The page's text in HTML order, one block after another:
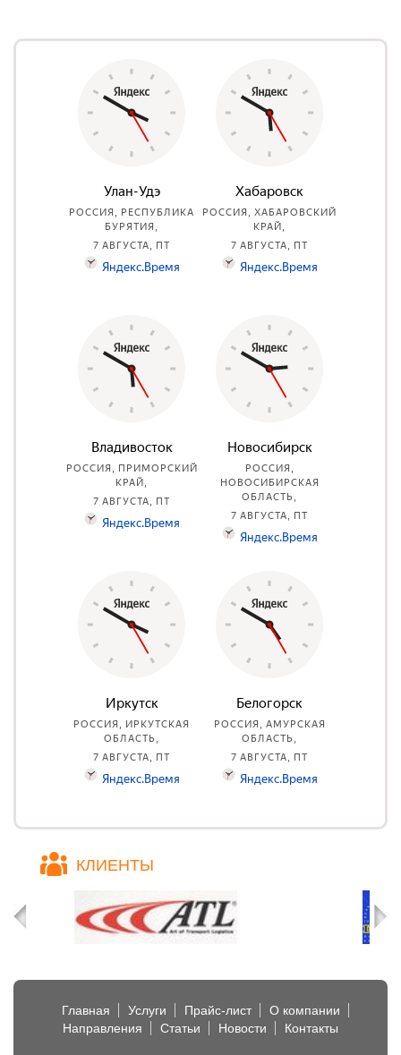
КЛИЕНТЫ
Главная Услуги Прайс-лист
О компании
Направления
Статьи Новости Контакты